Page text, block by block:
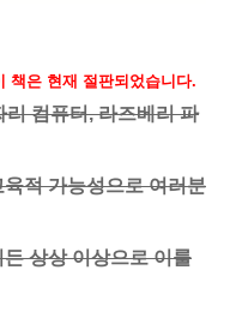
책은 현재 절판되었습니다.
컴퓨터, 라즈베리 파
적 가능성으로 여러분
상상 이상으로 이룰